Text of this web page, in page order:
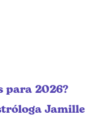
para 2026?
Jamille